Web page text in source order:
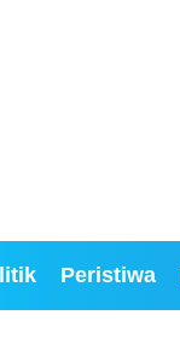
Peristiwa